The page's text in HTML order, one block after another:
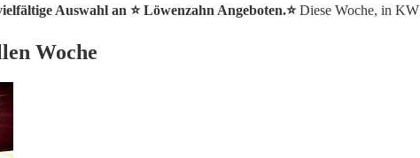
Auswahl an ⭐️ Löwenzahn Angeboten.⭐️Diese Woche, in
Woche